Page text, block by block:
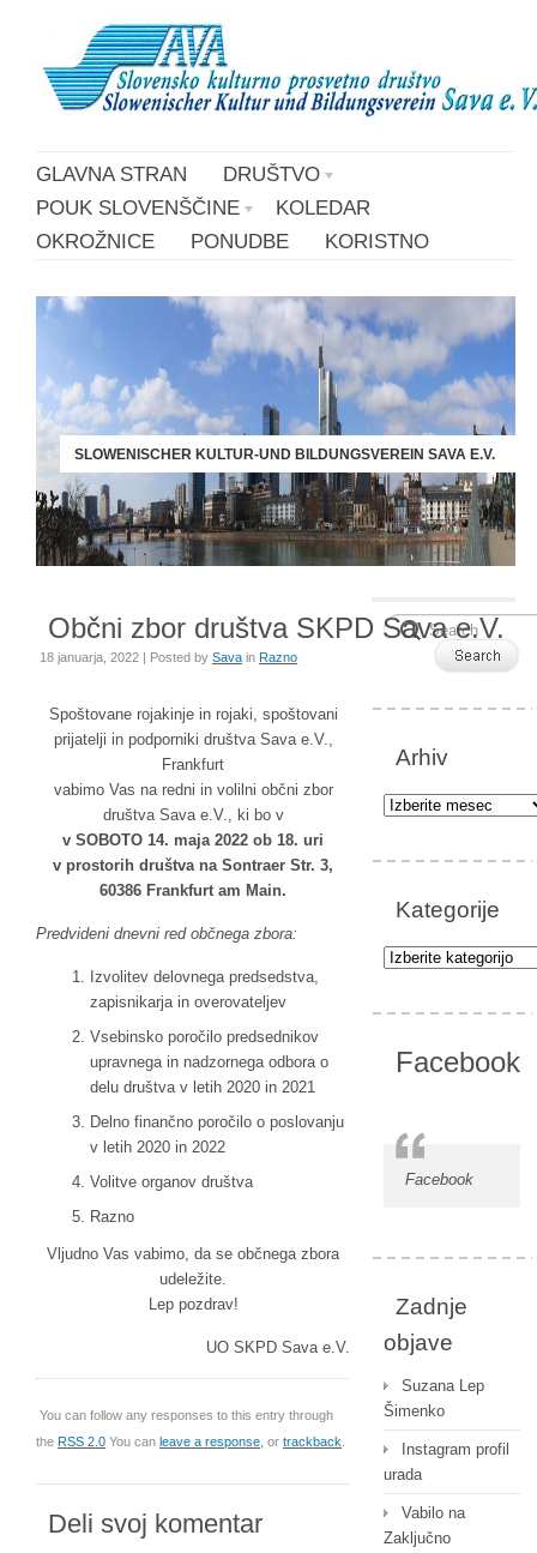
GLAVNA STRAN
DRUŠTVO
POUK SLOVENŠČINE
KOLEDAR
OKROŽNICE
PONUDBE KORISTNO
SLOWENISCHER KULTUR-UND BILDUNGSVEREIN SAVA E.V.
Občni zbor društva SKPD Sava e.V.
18 januarja, 2022 | Posted by Sava in Razno
Spoštovane rojakinje in rojaki, spoštovani
prijatelji in podporniki društva Sava e.V.,
Frankfurt
vabimo Vas na redni in volilni občni zbor
društva Sava e.V., ki bo v
v SOBOTO 14. maja 2022 ob 18. uri
v prostorih društva na Sontraer Str. 3,
60386 Frankfurt am Main.
Predvideni dnevni red občnega zbora:
Izvolitev delovnega predsedstva,
zapisnikarja in overovateljev
Vsebinsko poročilo predsednikov
upravnega in nadzornega odbora o
delu društva v letih 2020 in 2021
Delno finančno poročilo o poslovanju
v letih 2020 in 2022
Volitve organov društva
Razno
Vljudno Vas vabimo, da se občnega zbora
udeležite.
Lep pozdrav!
UO SKPD Sava e.V.
You can follow any responses to this entry through
the RSS 2.0 You can leave a response , or trackback
Deli svoj komentar
Arhiv
Arhiv
Kategorije
Kategorije
Facebook
Facebook
Zadnje
objave
Suzana Lep
Šimenko
Instagram profil
urada
Vabilo na
Zaključno